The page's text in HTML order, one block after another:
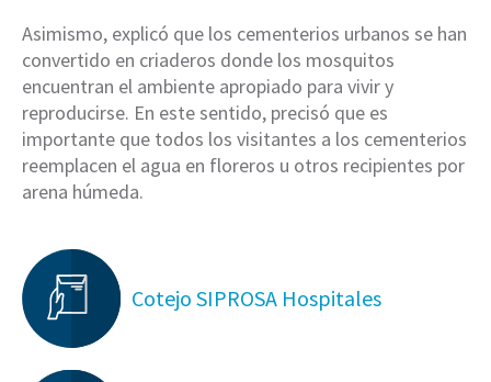
Asimismo, explicó que los cementerios urbanos se han
convertido en criaderos donde los mosquitos
encuentran el ambiente apropiado para vivir y
reproducirse. En este sentido, precisó que es
importante que todos los visitantes a los cementerios
reemplacen el agua en floreros u otros recipientes por
arena húmeda.
Cotejo SIPROSA Hospitales